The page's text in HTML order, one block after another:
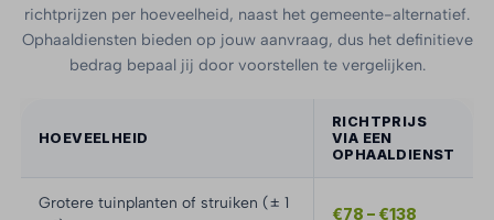
richtprijzen per hoeveelheid, naast het gemeente-alternatief.
Ophaaldiensten bieden op jouw aanvraag, dus het definitieve
bedrag bepaal jij door voorstellen te vergelijken.
HOEVEELHEID
RICHTPRIJS
VIA EEN
OPHAALDIENST
Grotere tuinplanten of struiken (± 1
€78 – €138